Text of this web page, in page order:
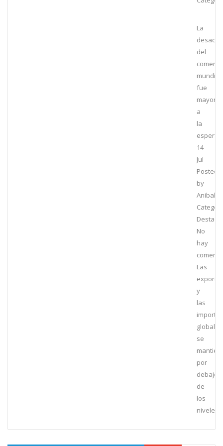
La
del
mundial
fue
mayor
a
la
14
Jul
Posted
by
Anibal
No
hay
Las
y
las
globales
se
por
debajo
de
los
niveles...